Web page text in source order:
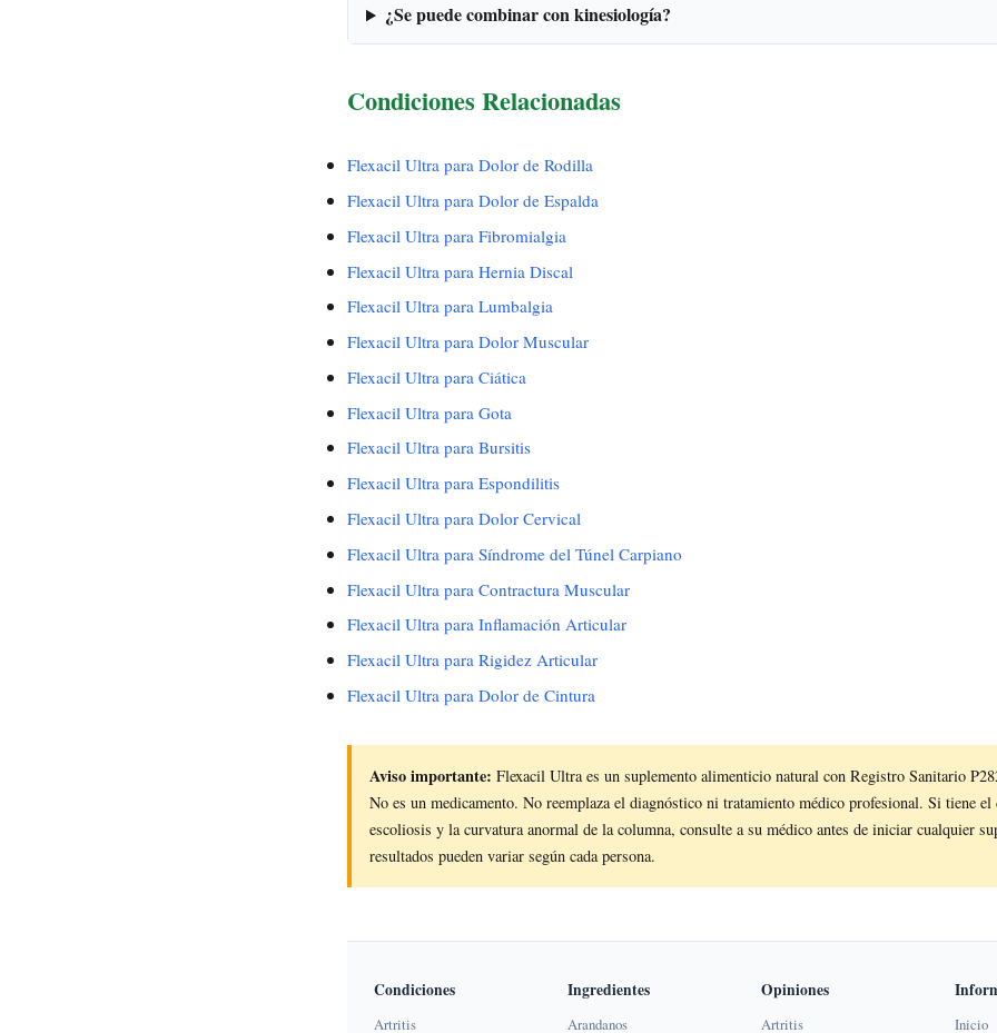
¿Se puede combinar con kinesiología?
Condiciones Relacionadas
Flexacil Ultra para Dolor de Rodilla
Flexacil Ultra para Dolor de Espalda
Flexacil Ultra para Fibromialgia
Flexacil Ultra para Hernia Discal
Flexacil Ultra para Lumbalgia
Flexacil Ultra para Dolor Muscular
Flexacil Ultra para Ciática
Flexacil Ultra para Gota
Flexacil Ultra para Bursitis
Flexacil Ultra para Espondilitis
Flexacil Ultra para Dolor Cervical
Flexacil Ultra para Síndrome del Túnel Carpiano
Flexacil Ultra para Contractura Muscular
Flexacil Ultra para Inflamación Articular
Flexacil Ultra para Rigidez Articular
Flexacil Ultra para Dolor de Cintura
Aviso importante: Flexacil Ultra es un suplemento alimenticio natural con Registro Sanitario
No es un medicamento. No reemplaza el diagnóstico ni tratamiento médico profesional. Si tiene
escoliosis y la curvatura anormal de la columna, consulte a su médico antes de iniciar cualquier
resultados pueden variar según cada persona.
Condiciones
Artritis
Ingredientes
Arandanos
Opiniones
Artritis Inicio